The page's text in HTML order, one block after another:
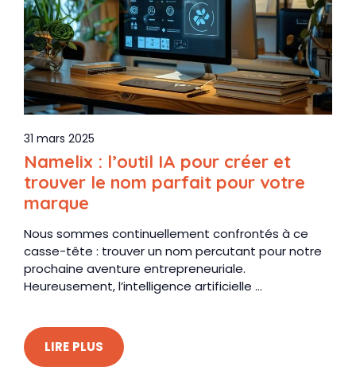
31 mars 2025
Namelix : l’outil IA pour créer et
trouver le nom parfait pour votre
marque
Nous sommes continuellement confrontés à ce
casse-tête : trouver un nom percutant pour notre
prochaine aventure entrepreneuriale.
Heureusement, l’intelligence artificielle ...
LIRE PLUS